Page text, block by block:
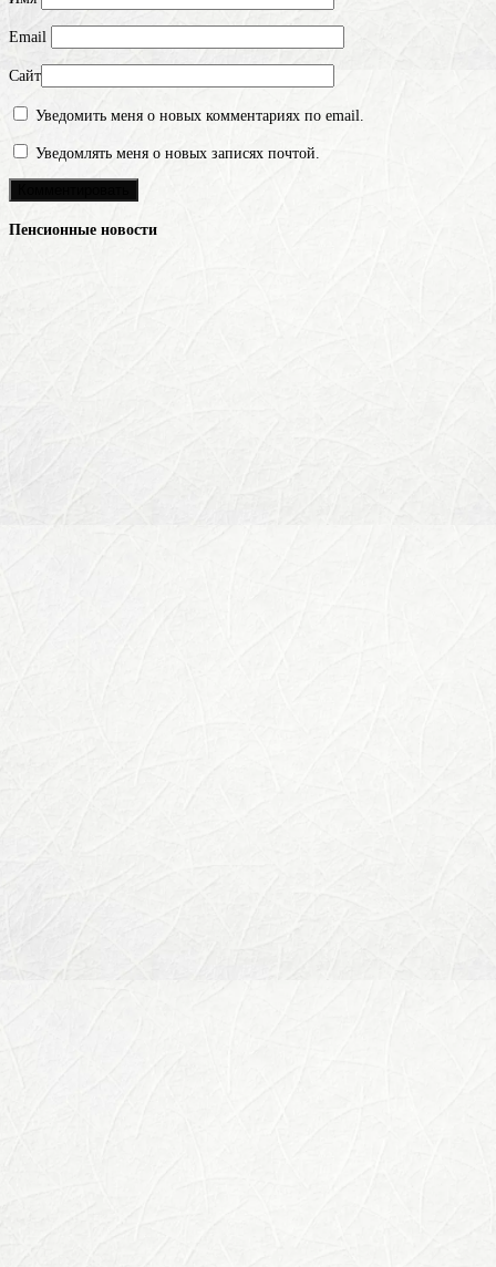
Email
Сайт
Уведомить меня о новых комментариях по email.
Уведомлять меня о новых записях почтой.
Пенсионные новости